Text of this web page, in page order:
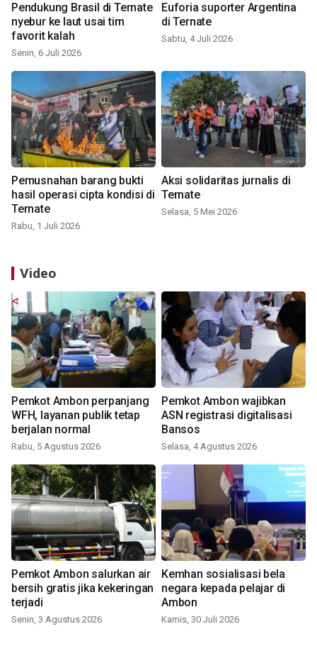
Pendukung Brasil di Ternate
nyebur ke laut usai tim
favorit kalah
Senin, 6 Juli 2026
Euforia suporter Argentina
di Ternate
Sabtu, 4 Juli 2026
Pemusnahan barang bukti
hasil operasi cipta kondisi di
Ternate
Rabu, 1 Juli 2026
Aksi solidaritas jurnalis di
Ternate
Selasa, 5 Mei 2026
Video
Pemkot Ambon perpanjang
WFH, layanan publik tetap
berjalan normal
Rabu, 5 Agustus 2026
Pemkot Ambon wajibkan
ASN registrasi digitalisasi
Bansos
Selasa, 4 Agustus 2026
Pemkot Ambon salurkan air
bersih gratis jika kekeringan
terjadi
Senin, 3 Agustus 2026
Kemhan sosialisasi bela
negara kepada pelajar di
Ambon
Kamis, 30 Juli 2026